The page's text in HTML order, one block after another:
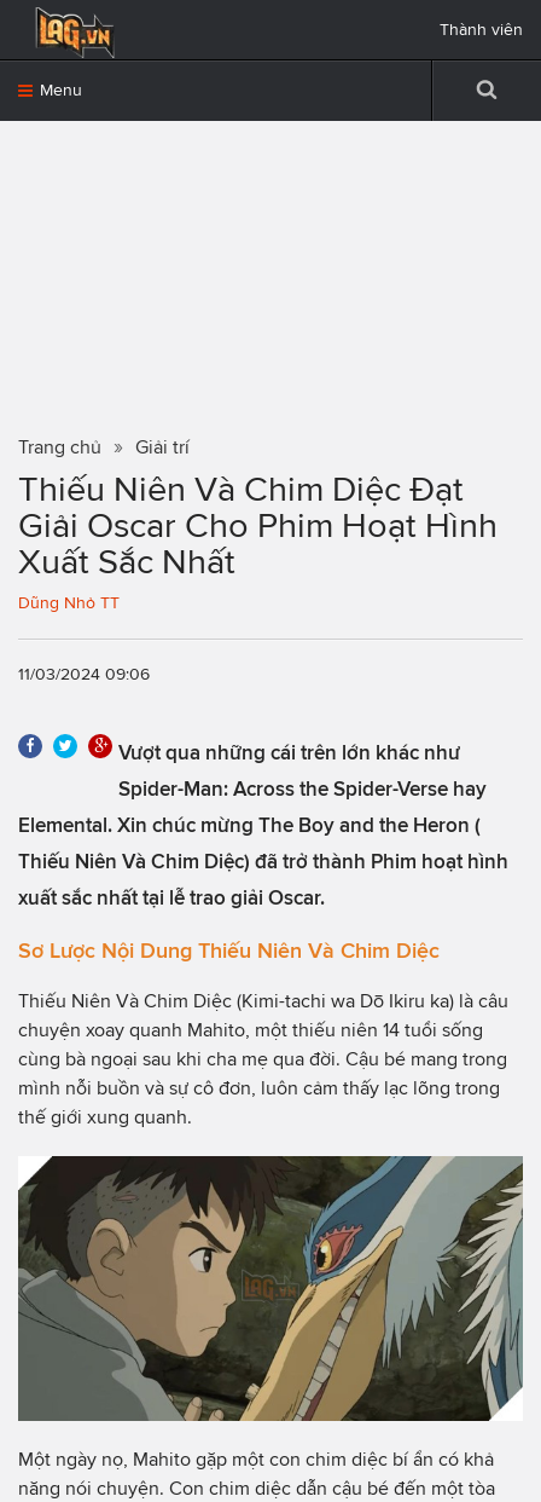
Menu
Thành viên
Trang chủ Giải trí
Thiếu Niên Và Chim Diệc Đạt
Giải Oscar Cho Phim Hoạt Hình
Xuất Sắc Nhất
Dũng Nhỏ TT
11/03/2024 09:06
Vượt qua những cái trên lớn khác như
Spider-Man: Across the Spider-Verse hay
Elemental. Xin chúc mừng The Boy and the Heron (
Thiếu Niên Và Chim Diệc) đã trở thành Phim hoạt hình
xuất sắc nhất tại lễ trao giải Oscar.
Sơ Lược Nội Dung Thiếu Niên Và Chim Diệc
Thiếu Niên Và Chim Diệc (Kimi-tachi wa Dō Ikiru ka) là câu
chuyện xoay quanh Mahito, một thiếu niên 14 tuổi sống
cùng bà ngoại sau khi cha mẹ qua đời. Cậu bé mang trong
mình nỗi buồn và sự cô đơn, luôn cảm thấy lạc lõng trong
thế giới xung quanh.
Một ngày nọ, Mahito gặp một con chim diệc bí ẩn có khả
năng nói chuyện. Con chim diệc dẫn cậu bé đến một tòa